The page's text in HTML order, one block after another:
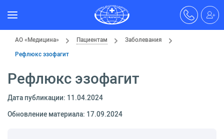
АО «Медицина» Пациентам
Заболевания
Рефлюкс эзофагит
Рефлюкс эзофагит
Дата публикации: 11.04.2024
Обновление материала: 17.09.2024